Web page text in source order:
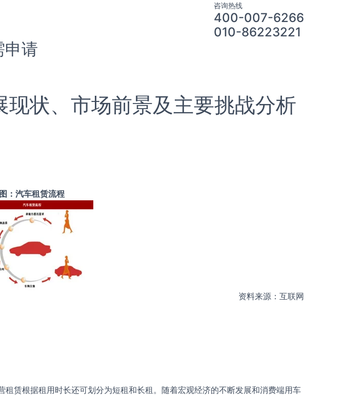
咨询热线
400-007-6266
010-86223221
申请
状、市场前景及主要挑战分析
图：汽车租赁流程
资料来源：互联网
根据租用时长还可划分为短租和长租。随着宏观经济的不断发展和消费端用车